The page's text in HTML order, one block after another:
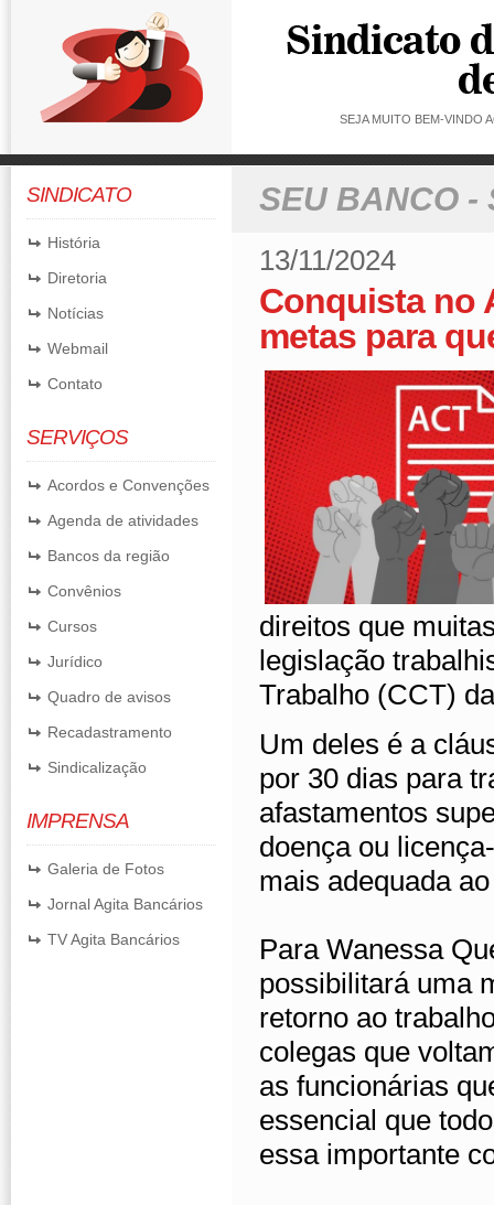
SEJA MUITO BEM-
SINDICATO
História
Diretoria
Notícias
Webmail
Contato
SERVIÇOS
Acordos e Convenções
Agenda de atividades
Bancos da região
Convênios
Cursos
Jurídico
Quadro de avisos
Recadastramento
Sindicalização
IMPRENSA
Galeria de Fotos
Jornal Agita Bancários
TV Agita Bancários
SEU BANCO -
13/11/2024
Conquista no
metas para
direitos que
legislação
Trabalho (CCT)
Um deles é a
por 30 dias para
afastamentos
doença ou
mais adequada
Para Wanessa
possibilitará uma
retorno ao
colegas que
as funcionárias
essencial que
essa importante